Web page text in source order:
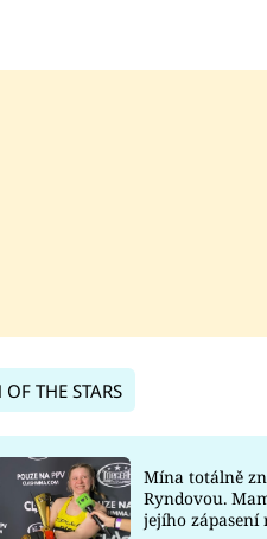
OF THE STARS
Mína totálně
Ryndovou.
jejího zápasení